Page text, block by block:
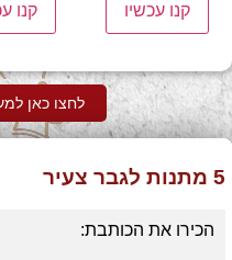
קנו עכשיו קנו
לחצו כאן
5 מתנות לגבר צעיר
הכירו את הכותבת: